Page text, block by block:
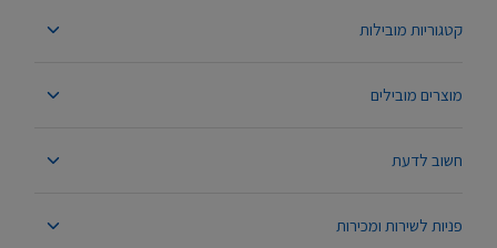
קטגוריות מובילות
מוצרים מובילים
חשוב לדעת
פניות לשירות ומכירות